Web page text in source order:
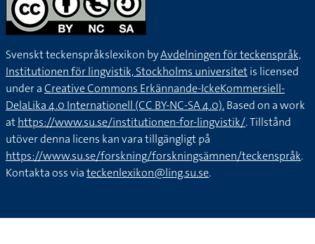
Svenskt teckenspråkslexikon byAvdelningen för teckenspråk,
Institutionen för lingvistik, Stockholms universitetis licensed
under aCreative Commons Erkännande-IckeKommersiell-
DelaLika 4.0 Internationell (CC BY-NC-SA 4.0).Based on a work
athttps://www.su.se/institutionen-for-lingvistik/. Tillstånd
utöver denna licens kan vara tillgängligt på
https://www.su.se/forskning/forskningsämnen/teckenspråk.
Kontakta oss viateckenlexikon@ling.su.se.